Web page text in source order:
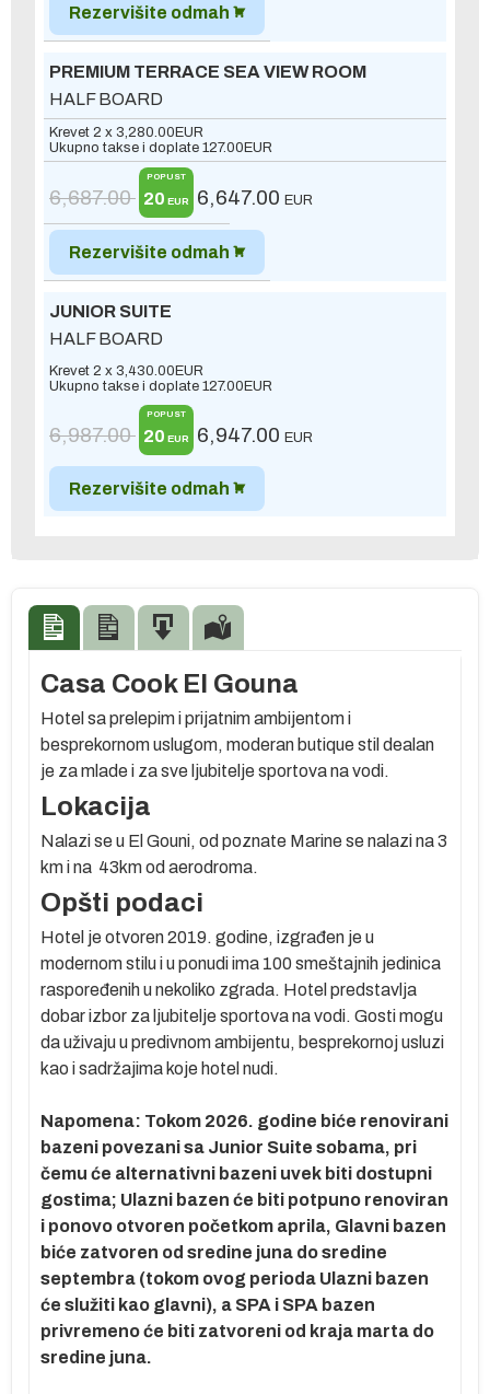
Rezervišite odmah
PREMIUM TERRACE SEA VIEW ROOM
HALF BOARD
Krevet 2 x 3,280.00EUR
Ukupno takse i doplate 127.00EUR
6,687.00
POPUST
20 EUR 6,647.00 EUR
Rezervišite odmah
JUNIOR SUITE
HALF BOARD
Krevet 2 x 3,430.00EUR
Ukupno takse i doplate 127.00EUR
6,987.00
POPUST
20 EUR 6,947.00 EUR
Rezervišite odmah
Casa Cook El Gouna
Hotel sa prelepim i prijatnim ambijentom i
besprekornom uslugom, moderan butique stil dealan
je za mlade i za sve ljubitelje sportova na vodi.
Lokacija
Nalazi se u El Gouni, od poznate Marine se nalazi na 3
km i na 43km od aerodroma.
Opšti podaci
Hotel je otvoren 2019. godine, izgrađen je u
modernom stilu i u ponudi ima 100 smeštajnih jedinica
raspoređenih u nekoliko zgrada. Hotel predstavlja
dobar izbor za ljubitelje sportova na vodi. Gosti mogu
da uživaju u predivnom ambijentu, besprekornoj usluzi
kao i sadržajima koje hotel nudi.
Napomena: Tokom 2026. godine biće renovirani
bazeni povezani sa Junior Suite sobama, pri
čemu će alternativni bazeni uvek biti dostupni
gostima; Ulazni bazen će biti potpuno renoviran
i ponovo otvoren početkom aprila, Glavni bazen
biće zatvoren od sredine juna do sredine
septembra (tokom ovog perioda Ulazni bazen
će služiti kao glavni), a SPA i SPA bazen
privremeno će biti zatvoreni od kraja marta do
sredine juna.